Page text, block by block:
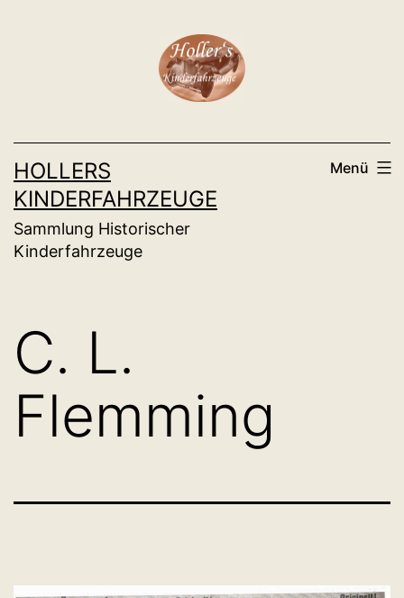
HOLLERS
KINDERFAHRZEUGE
Sammlung Historischer
Kinderfahrzeuge
Menü
C. L.
Flemming